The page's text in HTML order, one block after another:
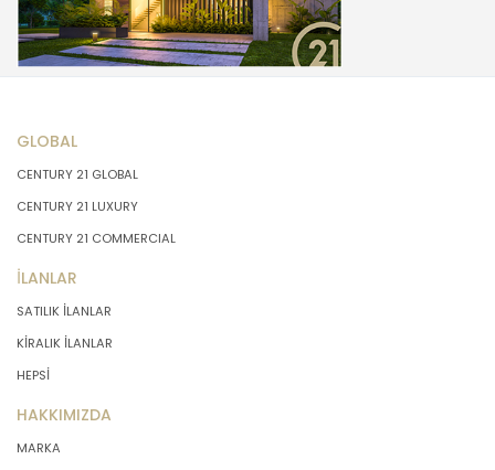
GLOBAL
CENTURY 21 GLOBAL
CENTURY 21 LUXURY
CENTURY 21 COMMERCIAL
İLANLAR
SATILIK İLANLAR
KİRALIK İLANLAR
HEPSİ
HAKKIMIZDA
MARKA